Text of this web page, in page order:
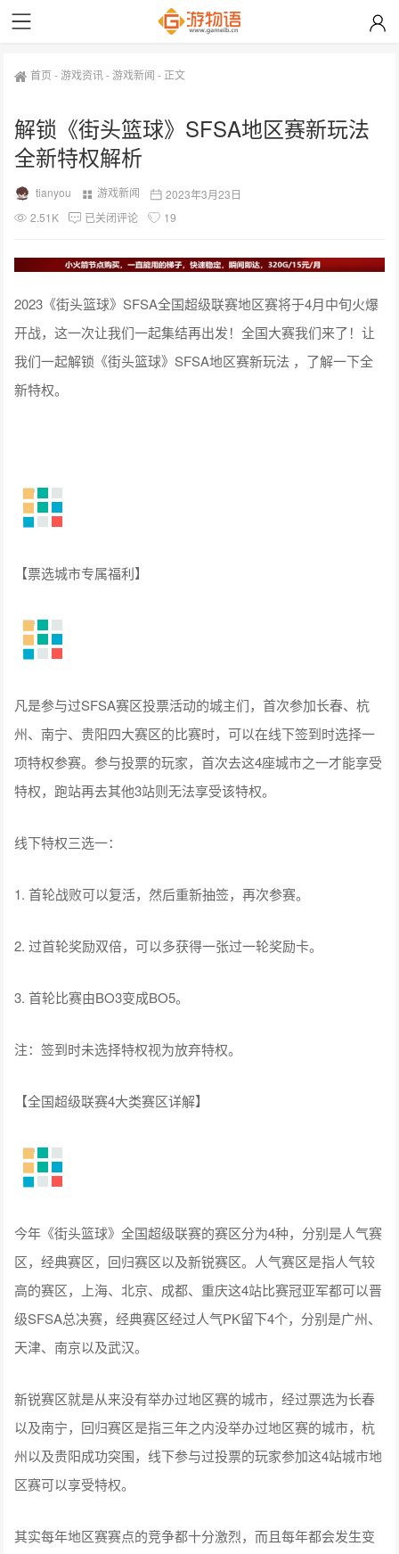
首页 -游戏资讯-游戏新闻 - 正文
解锁《街头篮球》SFSA地区赛新玩法
全新特权解析
tianyou 游戏新闻
2023年3月23日
2.51K
已关闭评论 19
2023《街头篮球》SFSA全国超级联赛地区赛将于4月中旬火爆
开战，这一次让我们一起集结再出发！全国大赛我们来了！让
我们一起解锁《街头篮球》SFSA地区赛新玩法 ，了解一下全
新特权。
【票选城市专属福利】
凡是参与过SFSA赛区投票活动的城主们，首次参加长春、杭
州、南宁、贵阳四大赛区的比赛时，可以在线下签到时选择一
项特权参赛。参与投票的玩家，首次去这4座城市之一才能享受
特权，跑站再去其他3站则无法享受该特权。
线下特权三选一：
1. 首轮战败可以复活，然后重新抽签，再次参赛。
2. 过首轮奖励双倍，可以多获得一张过一轮奖励卡。
3. 首轮比赛由BO3变成BO5。
注：签到时未选择特权视为放弃特权。
【全国超级联赛4大类赛区详解】
今年《街头篮球》全国超级联赛的赛区分为4种，分别是人气赛
区，经典赛区，回归赛区以及新锐赛区。人气赛区是指人气较
高的赛区，上海、北京、成都、重庆这4站比赛冠亚军都可以晋
级SFSA总决赛，经典赛区经过人气PK留下4个，分别是广州、
天津、南京以及武汉。
新锐赛区就是从来没有举办过地区赛的城市，经过票选为长春
以及南宁，回归赛区是指三年之内没举办过地区赛的城市，杭
州以及贵阳成功突围，线下参与过投票的玩家参加这4站城市地
区赛可以享受特权。
其实每年地区赛赛点的竞争都十分激烈，而且每年都会发生变